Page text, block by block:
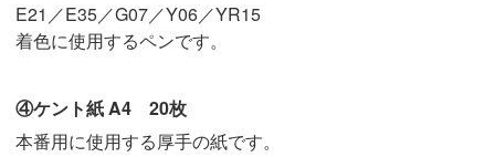
E21／E35／G07／Y06／YR15
着色に使用するペンです。
④ケント紙 A4 20枚
本番用に使用する厚手の紙です。